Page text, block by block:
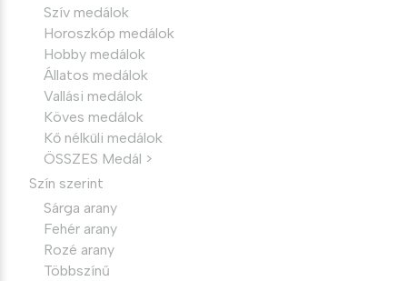
Szív medálok
Horoszkóp medálok
Hobby medálok
Állatos medálok
Vallási medálok
Köves medálok
Kő nélküli medálok
ÖSSZES Medál >
Szín szerint
Sárga arany
Fehér arany
Rozé arany
Többszínű